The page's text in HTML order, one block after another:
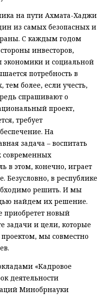
на пути Ахмата-Хаджи
из самых безопасных и
С каждым годом
инвесторов,
экономики и социальной
потребность в
более, если учесть,
спрашивают о
проект,
требует
На
задача – воспитать
современных
в этом, конечно, играет
Безусловно, в республике
решить. И мы
найдем их решение.
приобретет новый
задачи и цели, которые
мы совместно
«Кадровое
деятельности
Минобрнауки